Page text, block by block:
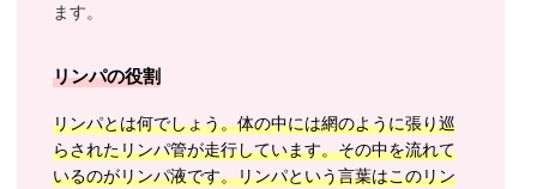
ます。
リンパの役割
リンパとは何でしょう。体の中には網のように張り巡
らされたリンパ管が走行しています。その中を流れて
いるのがリンパ液です。リンパという言葉はこのリン